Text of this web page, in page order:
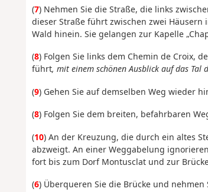
(7) Nehmen Sie die Straße, die links
dieser Straße führt zwischen zwei
Wald hinein. Sie gelangen zur Kapelle
(8) Folgen Sie links dem Chemin de Croix,
führt, mit einem schönen Ausblick auf das Tal
(9) Gehen Sie auf demselben Weg wieder
(8) Folgen Sie dem breiten, befahrbaren
(10) An der Kreuzung, die durch ein altes
abzweigt. An einer Weggabelung
fort bis zum Dorf Montusclat und zur
(6) Überqueren Sie die Brücke und nehmen